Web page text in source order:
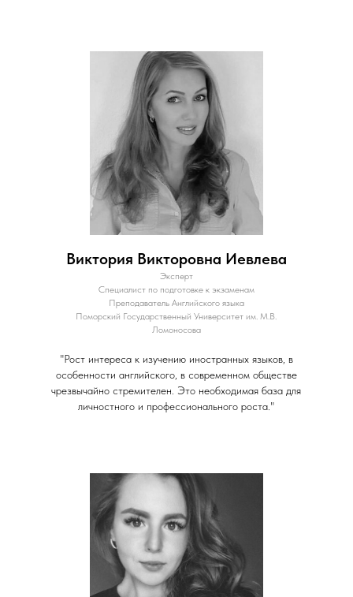
Виктория Викторовна Иевлева
Эксперт
Специалист по подготовке к экзаменам
Преподаватель Английского языка
Поморский Государственный Университет им. М.В.
Ломоносова
"Рост интереса к изучению иностранных языков, в
особенности английского, в современном обществе
чрезвычайно стремителен. Это необходимая база для
личностного и профессионального роста."